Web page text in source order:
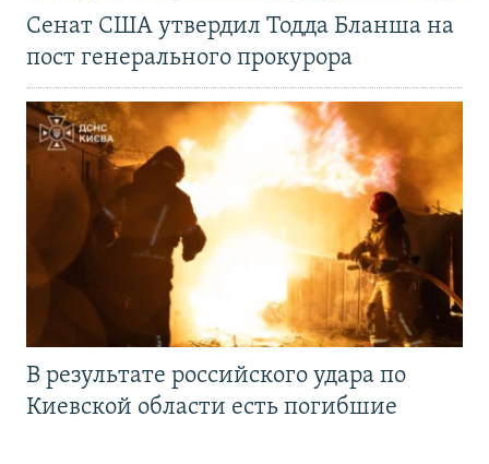
Сенат США утвердил Тодда Бланша на
пост генерального прокурора
В результате российского удара по
Киевской области есть погибшие